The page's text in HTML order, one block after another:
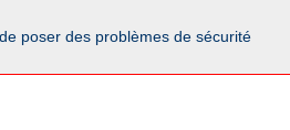
poser des problèmes de sécurité